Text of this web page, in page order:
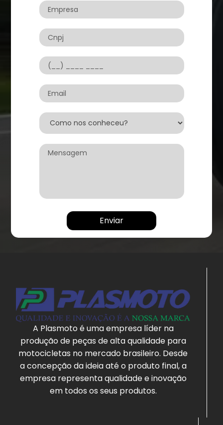
A Plasmoto é uma empresa líder na
produção de peças de alta qualidade para
motocicletas no mercado brasileiro. Desde
a concepção da ideia até o produto final, a
empresa representa qualidade e inovação
em todos os seus produtos.